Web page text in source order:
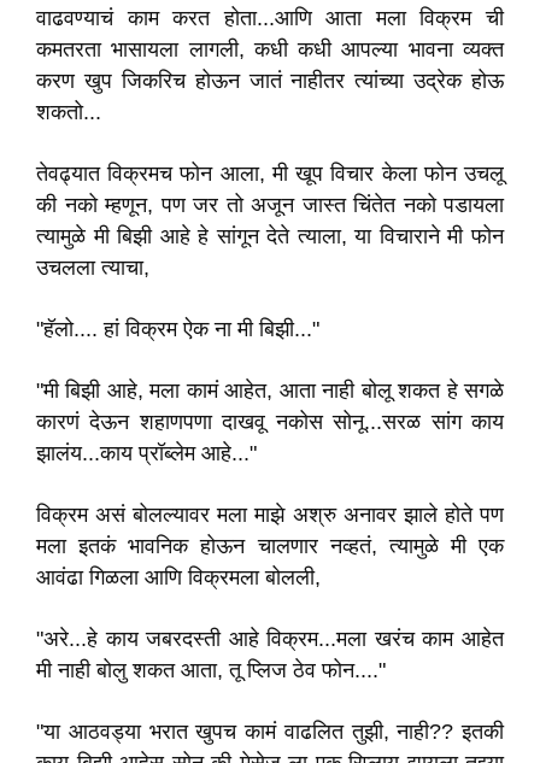
वाढवण्याचं काम करत होता...आणि आता मला विक्रम ची
कमतरता भासायला लागली, कधी कधी आपल्या भावना व्यक्त
करण खुप जिकरिच होऊन जातं नाहीतर त्यांच्या उद्रेक होऊ
शकतो...
तेवढ्यात विक्रमच फोन आला, मी खूप विचार केला फोन उचलू
की नको म्हणून, पण जर तो अजून जास्त चिंतेत नको पडायला
त्यामुळे मी बिझी आहे हे सांगून देते त्याला, या विचाराने मी फोन
उचलला त्याचा,
"हॅलो.... हां विक्रम ऐक ना मी बिझी..."
"मी बिझी आहे, मला कामं आहेत, आता नाही बोलू शकत हे सगळे
कारणं देऊन शहाणपणा दाखवू नकोस सोनू...सरळ सांग काय
झालंय...काय प्रॉब्लेम आहे..."
विक्रम असं बोलल्यावर मला माझे अश्रु अनावर झाले होते पण
मला इतकं भावनिक होऊन चालणार नव्हतं, त्यामुळे मी एक
आवंढा गिळला आणि विक्रमला बोलली,
"अरे...हे काय जबरदस्ती आहे विक्रम...मला खरंच काम आहेत
मी नाही बोलु शकत आता, तू प्लिज ठेव फोन...."
"या आठवड्या भरात खुपच कामं वाढलित तुझी, नाही?? इतकी